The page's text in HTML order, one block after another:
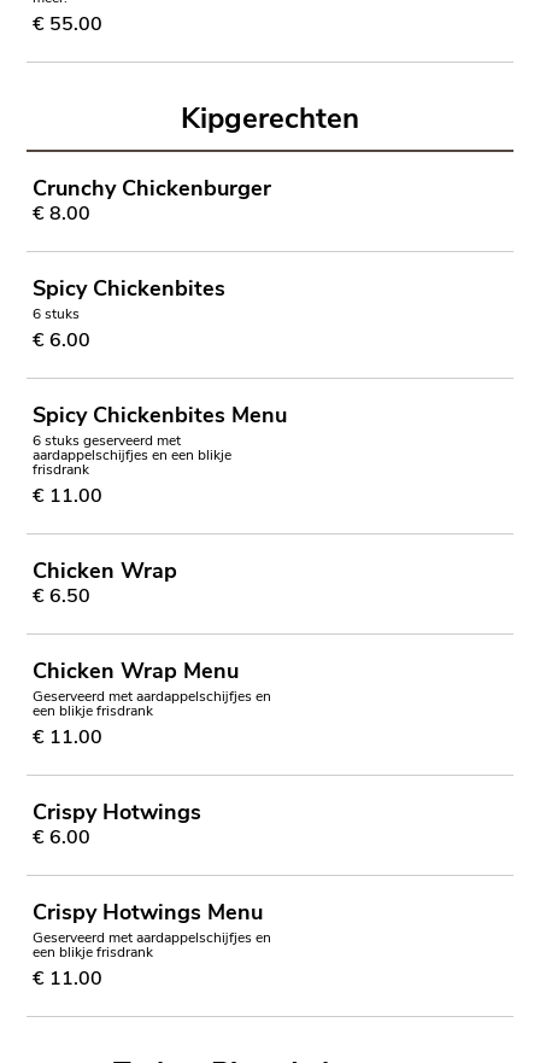
€ 55.00
Kipgerechten
Crunchy Chickenburger
€ 8.00
Spicy Chickenbites
6 stuks
€ 6.00
Spicy Chickenbites Menu
6 stuks geserveerd met
aardappelschijfjes en een blikje
frisdrank
€ 11.00
Chicken Wrap
€ 6.50
Chicken Wrap Menu
Geserveerd met aardappelschijfjes en
een blikje frisdrank
€ 11.00
Crispy Hotwings
€ 6.00
Crispy Hotwings Menu
Geserveerd met aardappelschijfjes en
een blikje frisdrank
€ 11.00